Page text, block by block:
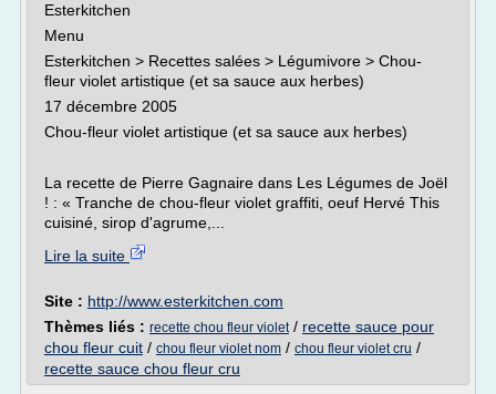
Esterkitchen
Menu
Esterkitchen > Recettes salées > Légumivore > Chou-
fleur violet artistique (et sa sauce aux herbes)
17 décembre 2005
Chou-fleur violet artistique (et sa sauce aux herbes)
La recette de Pierre Gagnaire dans Les Légumes de Joël
! : « Tranche de chou-fleur violet graffiti, oeuf Hervé This
cuisiné, sirop d'agrume,...
Lire la suite
Site : http://www.esterkitchen.com
Thèmes liés : recette chou fleur violet/ recette sauce pour
chou fleur cuit / chou fleur violet nom / chou fleur violet cru /
recette sauce chou fleur cru